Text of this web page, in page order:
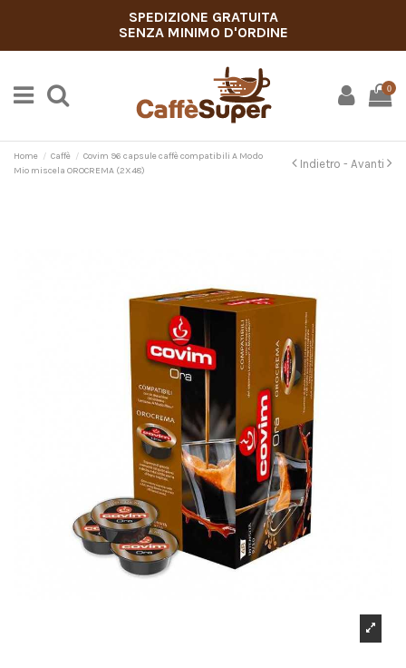
SPEDIZIONE GRATUITA
SENZA MINIMO D'ORDINE
0
Home Caffè
Covim 96 capsule caffè compatibili A Modo
Mio miscela OROCREMA (2X48)
Indietro - Avanti